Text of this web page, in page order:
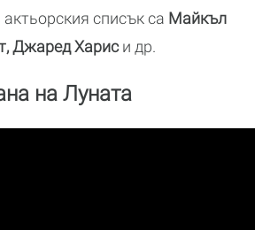
списък са Майкъл
Джаред Хариси др.
на Луната